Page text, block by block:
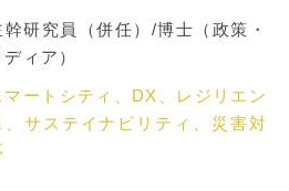
幹研究員（併任）/博士（政策・
ディア）
マートシティ、DX、レジリエン
、サステイナビリティ、災害対